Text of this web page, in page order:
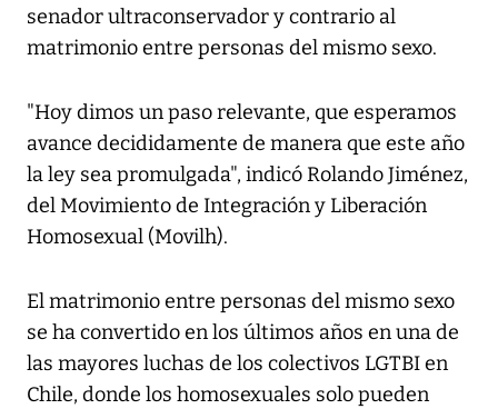
senador ultraconservador y contrario al
matrimonio entre personas del mismo sexo.
"Hoy dimos un paso relevante, que esperamos
avance decididamente de manera que este año
la ley sea promulgada", indicó Rolando Jiménez,
del Movimiento de Integración y Liberación
Homosexual (Movilh).
El matrimonio entre personas del mismo sexo
se ha convertido en los últimos años en una de
las mayores luchas de los colectivos LGTBI en
Chile, donde los homosexuales solo pueden